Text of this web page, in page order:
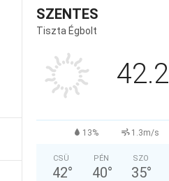
SZENTES
Tiszta Égbolt
42.2
13% 1.3m/s
CSÜ
42°
PÉN
40°
SZO
35°